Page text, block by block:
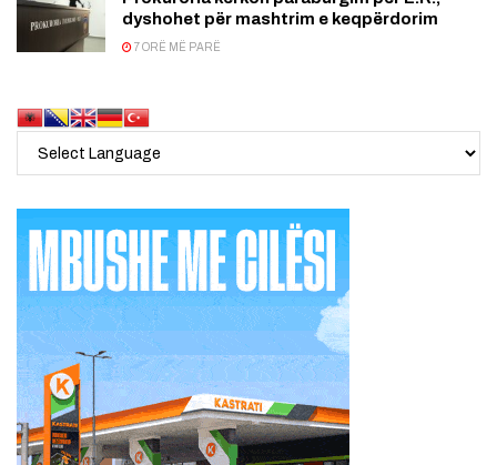
dyshohet për mashtrim e keqpërdorim
7 ORË MË PARË